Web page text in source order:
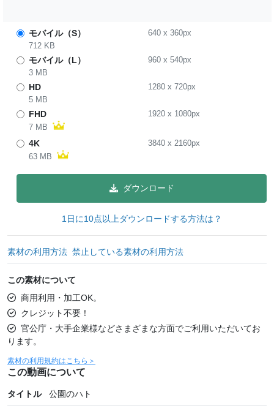
モバイル（S） 640x 360px
712 KB
モバイル（L） 960x 540px
3 MB
HD 1280x 720px
5 MB
FHD 1920x 1080px
7 MB
4K 3840x 2160px
63 MB
ダウンロード
1日に10点以上ダウンロードする方法は？
素材の利用方法 禁止している素材の利用方法
この素材について
商用利用・加工OK。
クレジット不要！
官公庁・大手企業様などさまざまな方面でご利用いただいてお
ります。
素材の利用規約はこちら＞
この動画について
タイトル 公園のハト